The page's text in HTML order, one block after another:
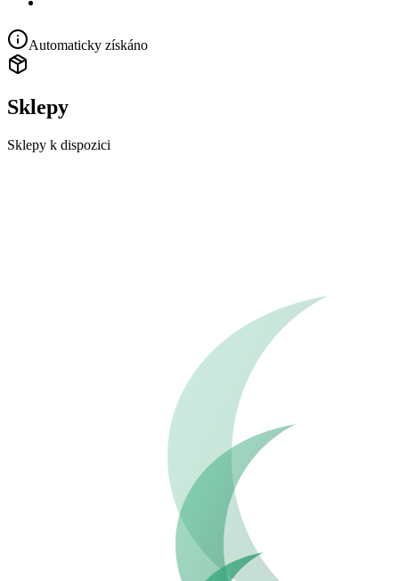
Automaticky získáno
Sklepy
Sklepy k dispozici